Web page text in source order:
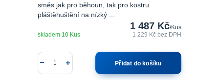
směs jak pro běhoun, tak pro kostru
pláštěhuštění na nízký ...
1 487 Kč/Kus
1 229 Kč bez DPH
skladem 10 Kus
Přidat do košíku